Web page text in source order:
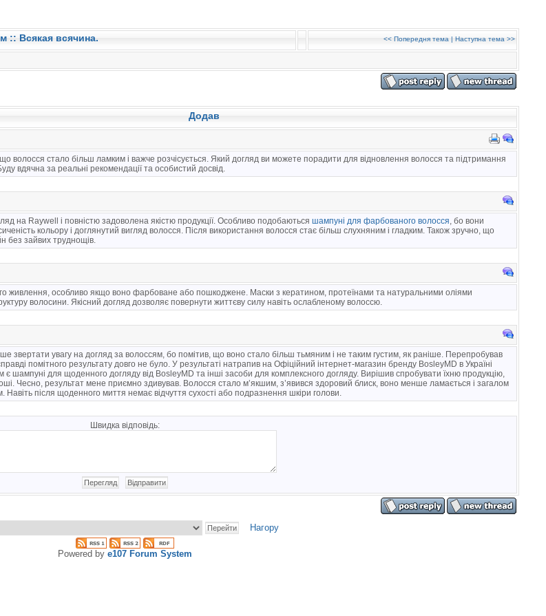
:: Всякая всячина. << Попередня тема | Наступна тема >>
Додав
волосся стало більш ламким і важче розчісується. Який догляд ви можете порадити для відновлення волосся та підтримання
вдячна за реальні рекомендації та особистий досвід.
на Raywell і повністю задоволена якістю продукції. Особливо подобаються шампуні для фарбованого волосся, бо вони
кольору і доглянутий вигляд волосся. Після використання волосся стає більш слухняним і гладким. Також зручно, що
без зайвих труднощів.
живлення, особливо якщо воно фарбоване або пошкоджене. Маски з кератином, протеїнами та натуральними оліями
волосини. Якісний догляд дозволяє повернути життєву силу навіть ослабленому волоссю.
звертати увагу на догляд за волоссям, бо помітив, що воно стало більш тьмяним і не таким густим, як раніше. Перепробував
помітного результату довго не було. У результаті натрапив на Офіційний інтернет-магазин бренду BosleyMD в Україні
є шампуні для щоденного догляду від BosleyMD та інші засоби для комплексного догляду. Вирішив спробувати їхню продукцію,
Чесно, результат мене приємно здивував. Волосся стало м’якшим, з’явився здоровий блиск, воно менше ламається і загалом
Навіть після щоденного миття немає відчуття сухості або подразнення шкіри голови.
Швидка відповідь:
Нагору
Powered by e107 Forum System